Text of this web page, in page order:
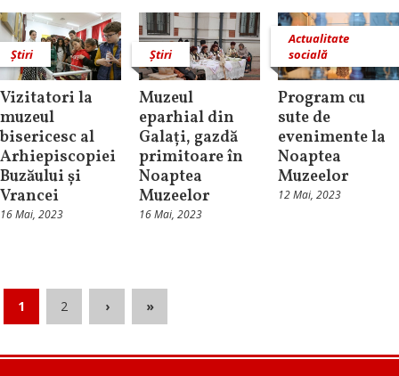
Știri
Vizitatori la
muzeul
bisericesc al
Arhiepiscopiei
Buzăului și
Vrancei
16 Mai, 2023
Știri
Muzeul
eparhial din
Galați, gazdă
primitoare în
Noaptea
Muzeelor
16 Mai, 2023
Actualitate
socială
Program cu
sute de
evenimente la
Noaptea
Muzeelor
12 Mai, 2023
1 2 › »